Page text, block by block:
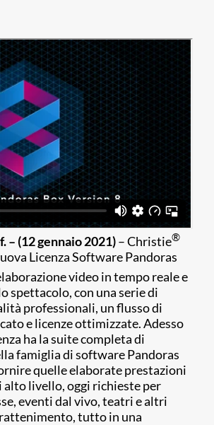
– (12 gennaio 2021)– Christie®
Licenza Software Pandoras
video in tempo reale e
spettacolo, con una serie di
professionali, un flusso di
e licenze ottimizzate. Adesso
ha la suite completa di
famiglia di software Pandoras
quelle elaborate prestazioni
livello, oggi richieste per
eventi dal vivo, teatri e altri
tutto in una